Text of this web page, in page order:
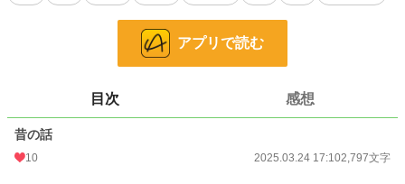
※この物語はフィクションです。実在の人物・団体・事件・列車ダイヤなどとは
一切関係ありません。ええ、ありませんとも。
※この作品は、作者個人サイト・小説家になろう・ノベルアッププラスでも公開
228,668 位 / 228,668 件
大衆娯楽
アプリで読む
目次 感想
昔の話
10 2025.03.24 17:102,797文字